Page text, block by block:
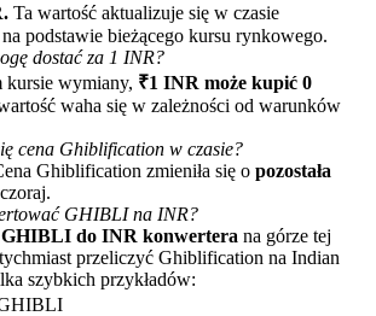
aby otrzymać nagrody pieniężne
Ta wartość aktualizuje się w czasie
podstawie bieżącego kursu rynkowego.
dostać za 1 INR?
kursie wymiany, ₹1 INR może kupić 0
waha się w zależności od warunków
cena Ghiblification w czasie?
Ghiblification zmieniła się o pozostała
GHIBLI na INR?
GHIBLI do INR konwertera na górze tej
przeliczyć Ghiblification na Indian
szybkich przykładów: